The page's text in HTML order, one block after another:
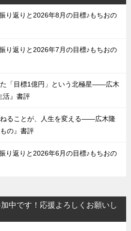
り返りと2026年8月の目標♪もちおの
り返りと2026年7月の目標♪もちおの
「目標1億円」という北極星——広木
活』書評
ねることが、人生を変える——広木隆
の』書評
り返りと2026年6月の目標♪もちおの
中です！応援よろしくお願いし